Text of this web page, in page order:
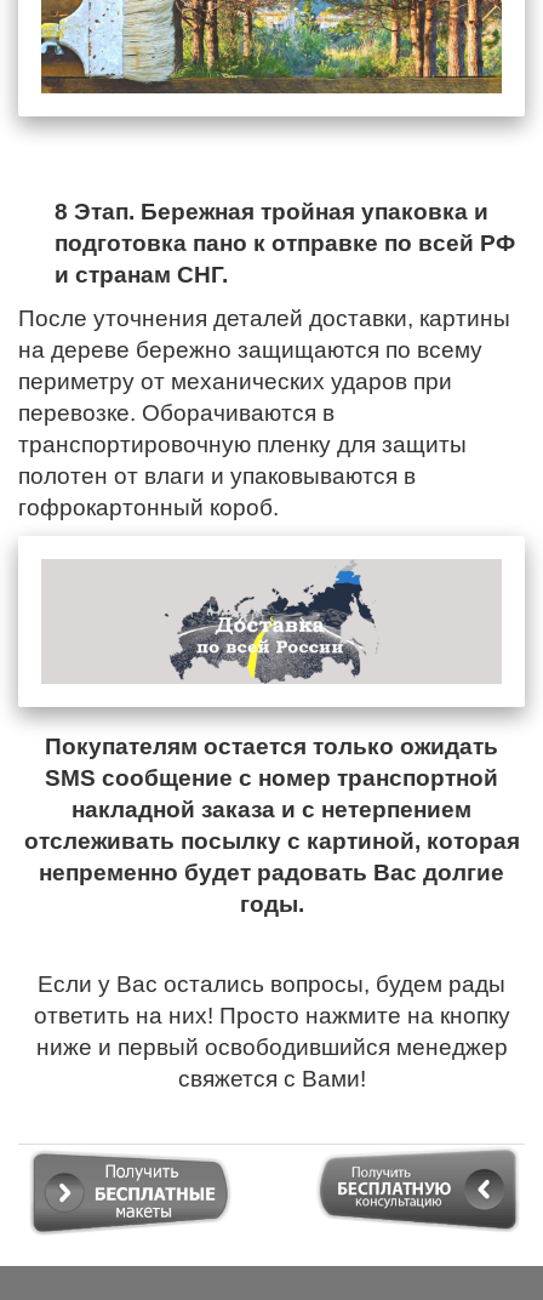
8 Этап. Бережная тройная упаковка и
подготовка пано к отправке по всей РФ
и странам СНГ.
После уточнения деталей доставки, картины
на дереве бережно защищаются по всему
периметру от механических ударов при
перевозке. Оборачиваются в
транспортировочную пленку для защиты
полотен от влаги и упаковываются в
гофрокартонный короб.
Покупателям остается только ожидать
SMS сообщение с номер транспортной
накладной заказа и с нетерпением
отслеживать посылку с картиной, которая
непременно будет радовать Вас долгие
годы.
Если у Вас остались вопросы, будем рады
ответить на них! Просто нажмите на кнопку
ниже и первый освободившийся менеджер
свяжется с Вами!